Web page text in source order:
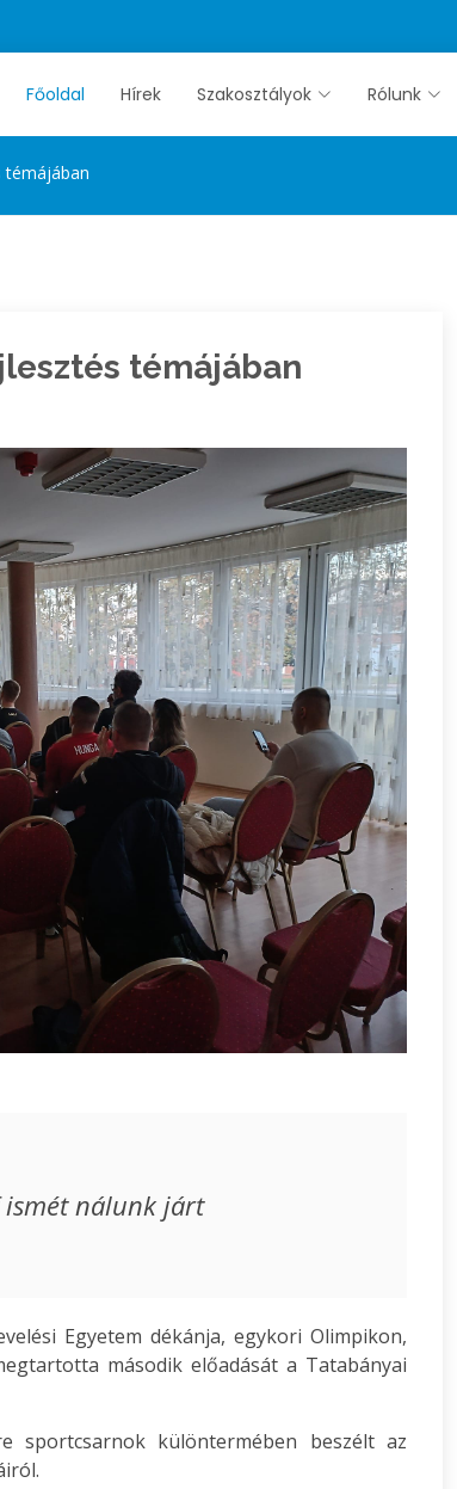
Főoldal Hírek Szakosztályok Rólunk
témájában
témájában
ismét nálunk járt
Egyetem dékánja, egykori Olimpikon,
második előadását a Tatabányai
sportcsarnok különtermében beszélt az